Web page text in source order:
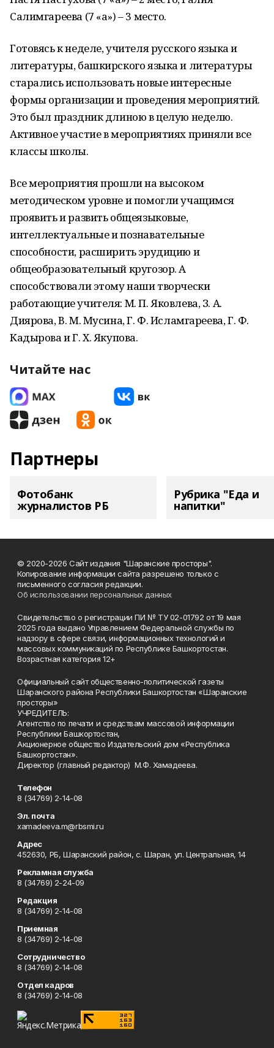
Салимгареева (7 «а») – 3 место.
Готовясь к неделе, учителя русского языка и
литературы, башкирского языка и литературы
старались использовать новые интересные
формы организации и проведения мероприятий.
Это был праздник длиною в целую неделю.
Активное участие в мероприятиях приняли все
классы школы.
Все мероприятия прошли на высоком
методическом уровне и помогли учащимся
проявить и развить общеязыковые,
интеллектуальные и познавательные
способности, расширить эрудицию и
общеобразовательный кругозор. А
способствовали этому наши творчески
работающие учителя: М. П. Яковлева, З. А.
Диярова, В. М. Мусина, Г. Ф. Исламгареева, Г. Ф.
Кадырова и Г. Х. Якупова.
Читайте нас
Партнеры
Фотобанк
журналистов РБ
Рубрика "Еда и
напитки"
© 2020-2026 Сайт издания "Шаранские просторы".
Копирование информации сайта разрешено только с
письменного согласия редакции.
Об использовании персональных данных
Свидетельство о регистрации ПИ № ТУ 02-01792 от 19 мая
2025 года выдано Управлением Федеральной службы по
надзору в сфере связи, информационных технологий и
массовых коммуникаций по Республике Башкортостан.
Возрастная категория 12+
Официальный сайт общественно-политической газеты
Шаранского района Республики Башкортостан «Шаранские
просторы»
УЧРЕДИТЕЛЬ:
Агентство по печати и средствам массовой информации
Республики Башкортостан,
Акционерное общество Издательский дом «Республика
Башкортостан».
Директор (главный редактор) М.Ф. Хамадеева.
Телефон
8 (34769) 2-14-08
Эл. почта
xamadeeva.m@rbsmi.ru
Адрес
452630, РБ, Шаранский район, с. Шаран, ул. Центральная, 14
Рекламная служба
8 (34769) 2-24-09
Редакция
8 (34769) 2-14-08
Приемная
8 (34769) 2-14-08
Сотрудничество
8 (34769) 2-14-08
Отдел кадров
8 (34769) 2-14-08